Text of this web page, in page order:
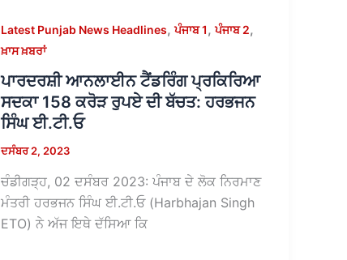
Latest Punjab News Headlines,ਪੰਜਾਬ 1,ਪੰਜਾਬ 2,
ਖ਼ਾਸ ਖ਼ਬਰਾਂ
ਪਾਰਦਰਸ਼ੀ ਆਨਲਾਈਨ ਟੈਂਡਰਿੰਗ ਪ੍ਰਕਿਰਿਆ
ਸਦਕਾ 158 ਕਰੋੜ ਰੁਪਏ ਦੀ ਬੱਚਤ: ਹਰਭਜਨ
ਸਿੰਘ ਈ.ਟੀ.ਓ
ਦਸੰਬਰ 2, 2023
ਚੰਡੀਗੜ੍ਹ, 02 ਦਸੰਬਰ 2023: ਪੰਜਾਬ ਦੇ ਲੋਕ ਨਿਰਮਾਣ
ਮੰਤਰੀ ਹਰਭਜਨ ਸਿੰਘ ਈ.ਟੀ.ਓ (Harbhajan Singh
ETO) ਨੇ ਅੱਜ ਇਥੇ ਦੱਸਿਆ ਕਿ